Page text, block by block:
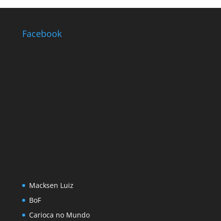
Facebook
Macksen Luiz
BoF
Carioca no Mundo